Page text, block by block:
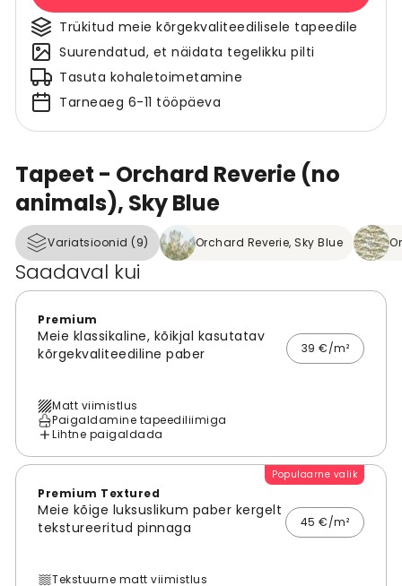
Tapeet - Orchard Reverie (no
animals), Sky Blue
Variatsioonid (9) Orchard Reverie, Sky Blue
Saadaval kui
Premium
Meie klassikaline, kõikjal kasutatav
kõrgekvaliteediline paber
39 €/m²
Matt viimistlus
Paigaldamine tapeediliimiga
Lihtne paigaldada
Populaarne valik
Premium Textured
Meie kõige luksuslikum paber kergelt
tekstureeritud pinnaga
45 €/m²
Tekstuurne matt viimistlus
Trükitud meie kõrgekvaliteedilisele tapeedile
Suurendatud, et näidata tegelikku pilti
Tasuta kohaletoimetamine
Tarneaeg 6-11 tööpäeva